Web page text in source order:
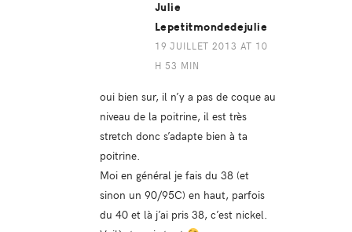
Julie
Lepetitmondedejulie
19 JUILLET 2013 AT 10
H 53 MIN
oui bien sur, il n’y a pas de coque au
niveau de la poitrine, il est très
stretch donc s’adapte bien à ta
poitrine.
Moi en général je fais du 38 (et
sinon un 90/95C) en haut, parfois
du 40 et là j’ai pris 38, c’est nickel.